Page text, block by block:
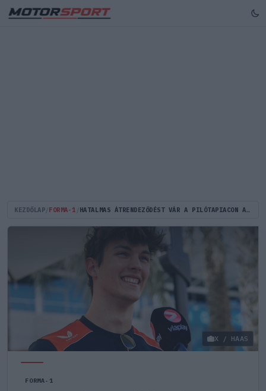
KEZDŐLAP FORMA-1 HATALMAS ÁTRENDEZŐDÉST VÁR A PILÓTAPIACON A HAAS TEHETSÉGE
X / HAAS
FORMA-1